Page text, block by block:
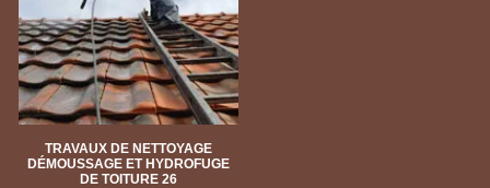
TRAVAUX DE NETTOYAGE
DÉMOUSSAGE ET HYDROFUGE
DE TOITURE 26